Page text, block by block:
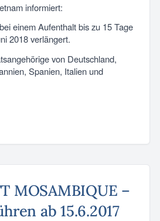
informiert:
einem Aufenthalt bis zu 15 Tage
2018 verlängert.
von Deutschland,
Spanien, Italien und
MOSAMBIQUE –
ab 15.6.2017